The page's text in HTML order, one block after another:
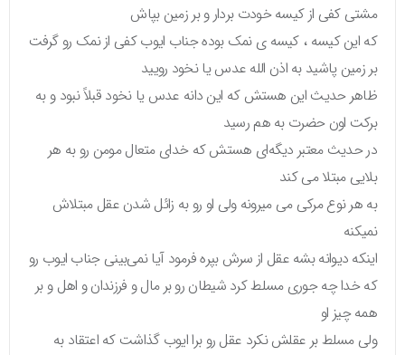
مشتی کفی از کیسه خودت بردار و بر زمین بپاش
که این کیسه ، کیسه ی نمک بوده جناب ایوب کفی از نمک رو گرفت
بر زمین پاشید به اذن الله عدس یا نخود رویید
ظاهر حدیث این هستش که این دانه عدس یا نخود قبلاً نبود و به
برکت اون حضرت به هم رسید
در حدیث معتبر دیگه‌ای هستش که خدای متعال مومن رو به هر
بلایی مبتلا می کند
به هر نوع مرکی می میرونه ولی او رو به زائل شدن عقل مبتلاش
نمیکنه
اینکه دیوانه بشه عقل از سرش بپره فرمود آیا نمی‌بینی جناب ایوب رو
که خدا چه جوری مسلط کرد شیطان رو بر مال و فرزندان و اهل و بر
همه چیز او
ولی مسلط بر عقلش نکرد عقل رو برا ایوب گذاشت که اعتقاد به